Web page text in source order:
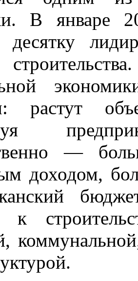
В январе
растут
—
доходом,
к